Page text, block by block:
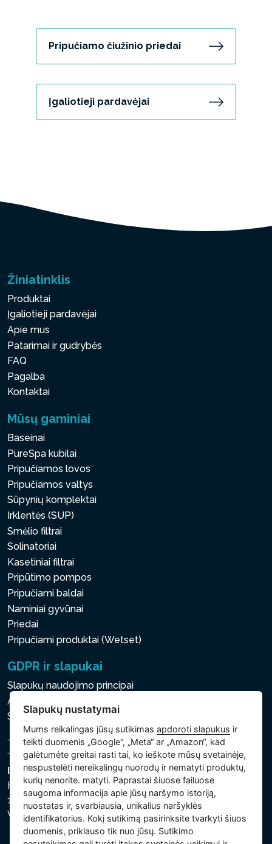
Pripučiamo čiužinio priedai
Įgaliotieji pardavėjai
Žiniatinklis
Produktai
Įgaliotieji pardavėjai
Apie mus
Patarimai ir gudrybės
FAQ
Pagalba
Kontaktai
Mūsų gaminiai
Baseinai
PureSpa kubilai
Pripučiamos lovos
Pripučiamos valtys
Sūpynių komplektai
Irklentės (SUP)
Smėlio filtrai
Solinatoriai
Kasetiniai filtrai
Pripūtimo pompos
Pripučiami baldai
Naminiai gyvūnai
Priedai
Pripučiami produktai (Wetset)
GDPR ir slapukai
Slapukų naudojimo principai
Asmens ir kitų tvarkomų duomenų apsaugos politika
Slapukų nustatymai
Intex Trading, s.r.o.
Hradecká 2526/3
130 00 Praha 3
Vinohrady - Česká republika
Slapukų nustatymai
Mums reikalingas jūsų sutikimasapdoroti slapukus ir
teikti duomenis „Google“, „Meta“ ar „Amazon“, kad
galėtumėte greitai rasti tai, ko ieškote mūsų svetainėje,
nespustelėti nereikalingų nuorodų ir nematyti produktų,
kurių nenorite. matyti. Paprastai šiuose failuose
saugoma informacija apie jūsų naršymo istoriją,
nuostatas ir, svarbiausia, unikalius naršyklės
identifikatorius. Kokį sutikimą pasirinksite tvarkyti šiuos
duomenis, priklauso tik nuo jūsų. Sutikimo